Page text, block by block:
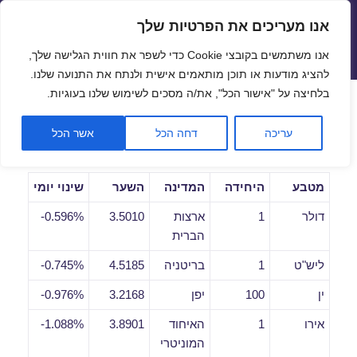
פתח
אנו מעריכים את הפרטיות שלך
אנו משתמשים בקובצי Cookie כדי לשפר את חווית הגלישה שלך,
להציג מודעות או תוכן מותאמים אישית ולנתח את התנועה שלנו.
בלחיצה על "אישור הכל", את/ה מסכים לשימוש שלנו בעוגיות.
עריכה דחה הכל אשר הכל
שערי חליפין יציגים – שער יציג
תפריטים
ווידג'טים
שערי חליפין יומיים לתאריך
05/11/2019
מטבע היחידה המדינה השער שינוי יומי
דולר 1
ארצות
הברית
3.5010
0.596%-
ליש"ט 1 בריטניה 4.5185
0.745%-
ין 100 יפן 3.2168
0.976%-
אירו 1
האיחוד
המוניטרי
3.8901
1.088%-